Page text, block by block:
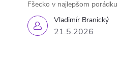
Vladimír Branický
21.5.2026
Fšecko v najlepšom porádku